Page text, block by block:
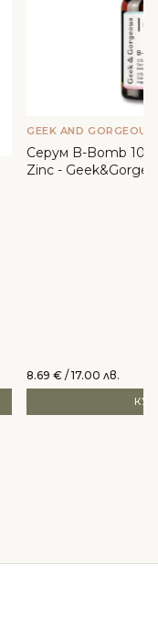
GEEK AND GORGEOUS
Серум B-Bomb
Zinc -
8.69 € / 17.00 лв.